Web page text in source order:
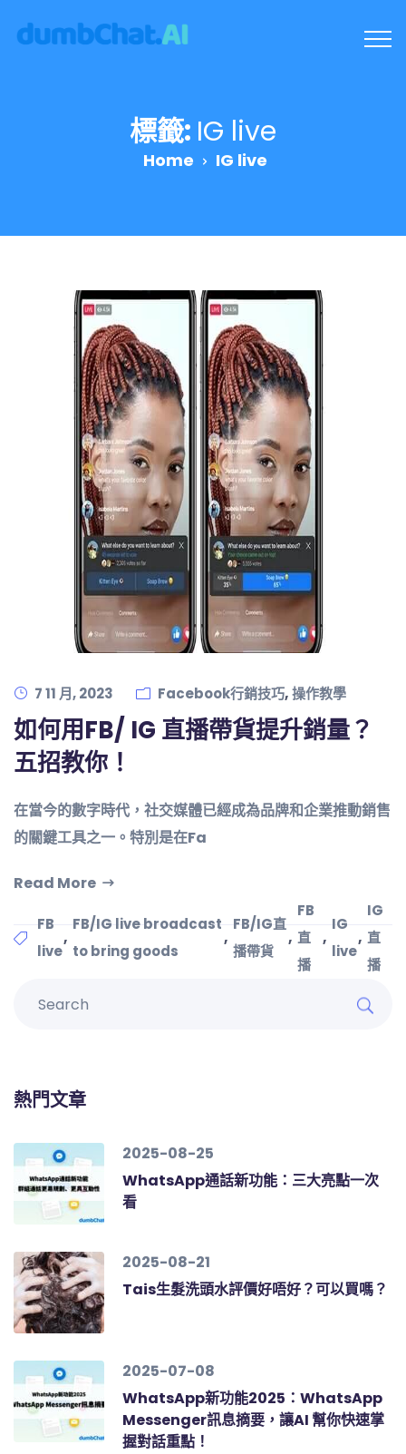
標籤: IG live
Home IG live
7 11 月, 2023 Facebook行銷技巧,操作教學
如何用FB/ IG 直播帶貨提升銷量？
五招教你！
在當今的數字時代，社交媒體已經成為品牌和企業推動銷售
的關鍵工具之一。特別是在Fa
Read More
FB
live
,
FB/IG live broadcast
to bring goods
,
FB/IG直
播帶貨
,
FB
直
播
,
IG
live
,
IG
直
播
熱門文章
2025-08-25
WhatsApp通話新功能：三大亮點一次
看
2025-08-21
Tais生髮洗頭水評價好唔好？可以買嗎？
2025-07-08
WhatsApp新功能2025：WhatsApp
Messenger訊息摘要，讓AI 幫你快速掌
握對話重點！